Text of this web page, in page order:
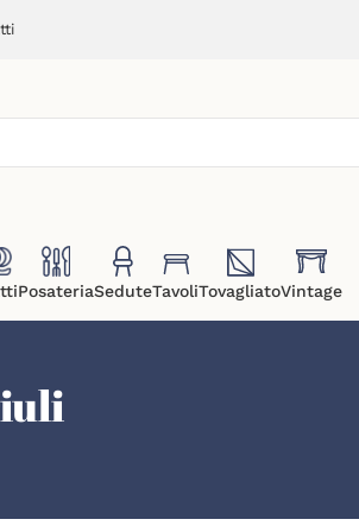
PosateriaSeduteTavoliTovagliatoVintage